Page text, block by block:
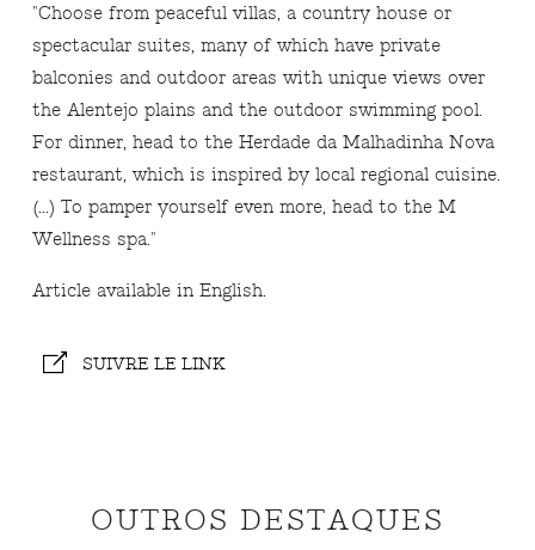
"Choose from peaceful villas, a country house or
spectacular suites, many of which have private
balconies and outdoor areas with unique views over
the Alentejo plains and the outdoor swimming pool.
For dinner, head to the Herdade da Malhadinha Nova
restaurant, which is inspired by local regional cuisine.
(...) To pamper yourself even more, head to the M
Wellness spa."
Article available in English.
SUIVRE LE LINK
OUTROS DESTAQUES